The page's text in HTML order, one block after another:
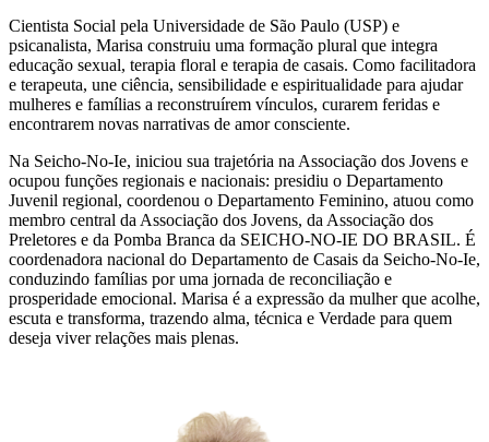
Cientista Social pela Universidade de São Paulo (USP) e
psicanalista, Marisa construiu uma formação plural que integra
educação sexual, terapia floral e terapia de casais. Como facilitadora
e terapeuta, une ciência, sensibilidade e espiritualidade para ajudar
mulheres e famílias a reconstruírem vínculos, curarem feridas e
encontrarem novas narrativas de amor consciente.
Na Seicho-No-Ie, iniciou sua trajetória na Associação dos Jovens e
ocupou funções regionais e nacionais: presidiu o Departamento
Juvenil regional, coordenou o Departamento Feminino, atuou como
membro central da Associação dos Jovens, da Associação dos
Preletores e da Pomba Branca da SEICHO-NO-IE DO BRASIL. É
coordenadora nacional do Departamento de Casais da Seicho-No-Ie,
conduzindo famílias por uma jornada de reconciliação e
prosperidade emocional. Marisa é a expressão da mulher que acolhe,
escuta e transforma, trazendo alma, técnica e Verdade para quem
deseja viver relações mais plenas.